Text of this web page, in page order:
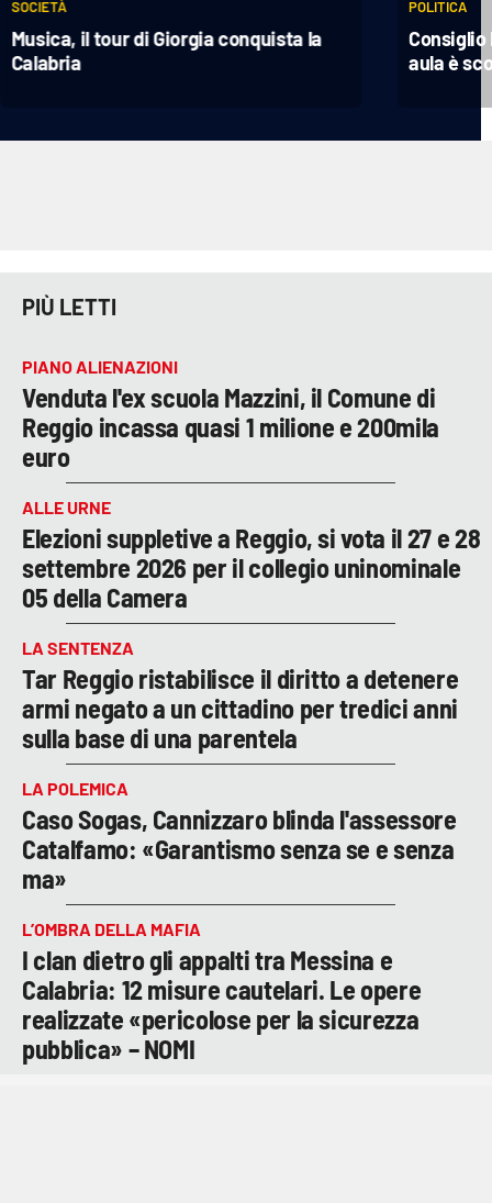
SOCIETÀ
Musica, il tour di Giorgia conquista la
Calabria
POLITICA
Consiglio
aula è
PIÙ LETTI
PIANO ALIENAZIONI
Venduta l'ex scuola Mazzini, il Comune di
Reggio incassa quasi 1 milione e 200mila
euro
ALLE URNE
Elezioni suppletive a Reggio, si vota il 27 e 28
settembre 2026 per il collegio uninominale
05 della Camera
LA SENTENZA
Tar Reggio ristabilisce il diritto a detenere
armi negato a un cittadino per tredici anni
sulla base di una parentela
LA POLEMICA
Caso Sogas, Cannizzaro blinda l'assessore
Catalfamo: «Garantismo senza se e senza
ma»
L’OMBRA DELLA MAFIA
I clan dietro gli appalti tra Messina e
Calabria: 12 misure cautelari. Le opere
realizzate «pericolose per la sicurezza
pubblica» – NOMI